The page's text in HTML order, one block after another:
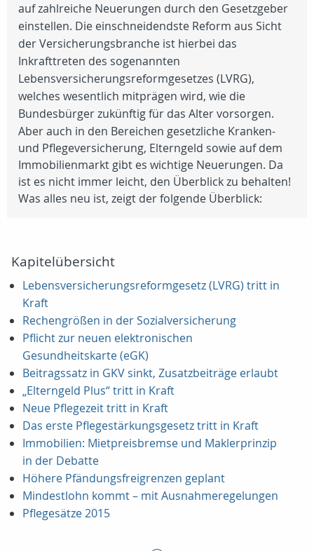
auf zahlreiche Neuerungen durch den Gesetzgeber
einstellen. Die einschneidendste Reform aus Sicht
der Versicherungsbranche ist hierbei das
Inkrafttreten des sogenannten
Lebensversicherungsreformgesetzes (LVRG),
welches wesentlich mitprägen wird, wie die
Bundesbürger zukünftig für das Alter vorsorgen.
Aber auch in den Bereichen gesetzliche Kranken-
und Pflegeversicherung, Elterngeld sowie auf dem
Immobilienmarkt gibt es wichtige Neuerungen. Da
ist es nicht immer leicht, den Überblick zu behalten!
Was alles neu ist, zeigt der folgende Überblick:
Kapitelübersicht
Lebensversicherungsreformgesetz (LVRG) tritt in
Kraft
Rechengrößen in der Sozialversicherung
Pflicht zur neuen elektronischen
Gesundheitskarte (eGK)
Beitragssatz in GKV sinkt, Zusatzbeiträge erlaubt
„Elterngeld Plus“ tritt in Kraft
Neue Pflegezeit tritt in Kraft
Das erste Pflegestärkungsgesetz tritt in Kraft
Immobilien: Mietpreisbremse und Maklerprinzip
in der Debatte
Höhere Pfändungsfreigrenzen geplant
Mindestlohn kommt – mit Ausnahmeregelungen
Pflegesätze 2015